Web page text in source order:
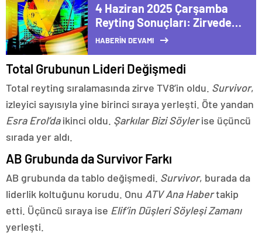
4 Haziran 2025 Çarşamba
Reyting Sonuçları: Zirvede
Sürpriz Yok!
HABERİN DEVAMI
Total Grubunun Lideri Değişmedi
Total reyting sıralamasında zirve TV8’in oldu. Survivor,
izleyici sayısıyla yine birinci sıraya yerleşti. Öte yandan
Esra Erol’daikinci oldu. Şarkılar Bizi Söylerise üçüncü
sırada yer aldı.
AB Grubunda da Survivor Farkı
AB grubunda da tablo değişmedi. Survivor, burada da
liderlik koltuğunu korudu. Onu ATV Ana Habertakip
etti. Üçüncü sıraya ise Elif’in Düşleri Söyleşi Zamanı
yerleşti.